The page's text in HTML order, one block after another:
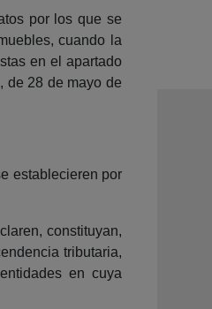
por los que se
cuando la
en el apartado
de 28 de mayo de
establecieren por
constituyan,
tributaria,
en cuya